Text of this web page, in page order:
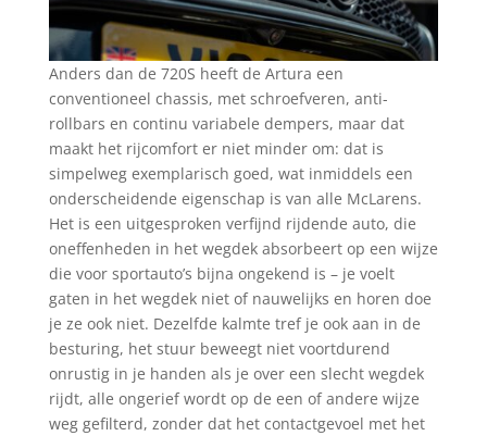
Anders dan de 720S heeft de Artura een
conventioneel chassis, met schroefveren, anti-
rollbars en continu variabele dempers, maar dat
maakt het rijcomfort er niet minder om: dat is
simpelweg exemplarisch goed, wat inmiddels een
onderscheidende eigenschap is van alle McLarens.
Het is een uitgesproken verfijnd rijdende auto, die
oneffenheden in het wegdek absorbeert op een wijze
die voor sportauto’s bijna ongekend is – je voelt
gaten in het wegdek niet of nauwelijks en horen doe
je ze ook niet. Dezelfde kalmte tref je ook aan in de
besturing, het stuur beweegt niet voortdurend
onrustig in je handen als je over een slecht wegdek
rijdt, alle ongerief wordt op de een of andere wijze
weg gefilterd, zonder dat het contactgevoel met het